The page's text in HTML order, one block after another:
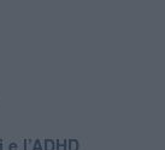
l’ADHD